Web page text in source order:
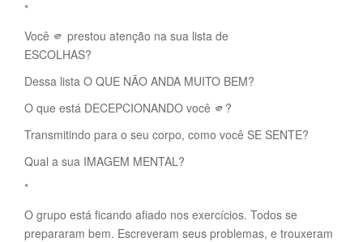
*
Você 🫵 prestou atenção na sua lista de
ESCOLHAS?
Dessa lista O QUE NÃO ANDA MUITO BEM?
O que está DECEPCIONANDO você 🫵?
Transmitindo para o seu corpo, como você SE SENTE?
Qual a sua IMAGEM MENTAL?
*
O grupo está ficando afiado nos exercícios. Todos se
prepararam bem. Escreveram seus problemas, e trouxeram